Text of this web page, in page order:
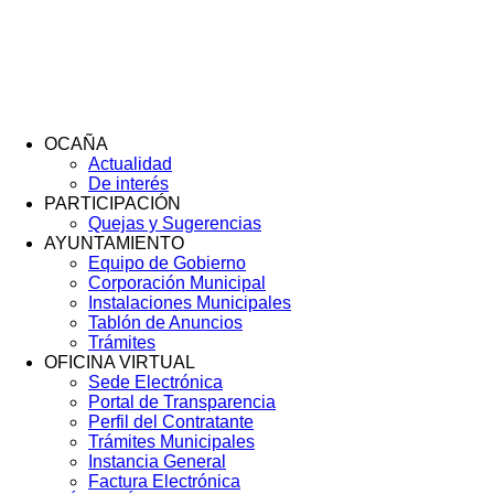
OCAÑA
Actualidad
De interés
PARTICIPACIÓN
Quejas y Sugerencias
AYUNTAMIENTO
Equipo de Gobierno
Corporación Municipal
Instalaciones Municipales
Tablón de Anuncios
Trámites
OFICINA VIRTUAL
Sede Electrónica
Portal de Transparencia
Perfil del Contratante
Trámites Municipales
Instancia General
Factura Electrónica